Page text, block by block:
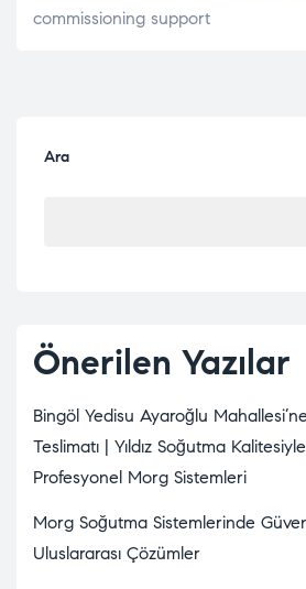
commissioning support
Ara
Önerilen Yazılar
Bingöl Yedisu Ayaroğlu
Teslimatı | Yıldız Soğutma
Profesyonel Morg Sistemleri
Morg Soğutma Sistemlerinde
Uluslararası Çözümler